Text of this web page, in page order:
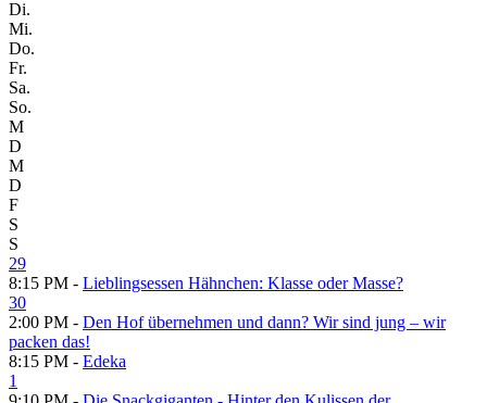
Di.
Mi.
Do.
Fr.
Sa.
So.
M
D
M
D
F
S
S
29
8:15 PM - Lieblingsessen Hähnchen: Klasse oder Masse?
30
2:00 PM - Den Hof übernehmen und dann? Wir sind jung – wir
packen das!
8:15 PM - Edeka
1